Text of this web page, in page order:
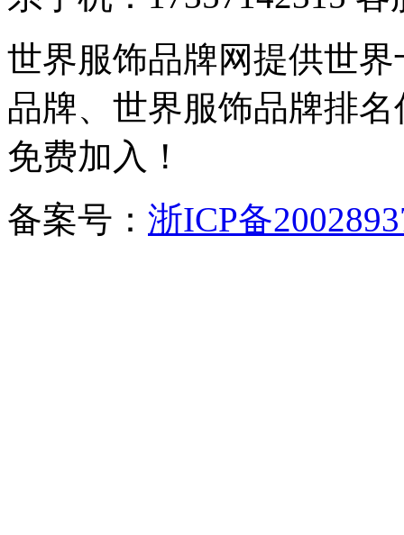
世界服饰品牌网提供世
品牌、世界服饰品牌排
免费加入！
备案号： 浙ICP备